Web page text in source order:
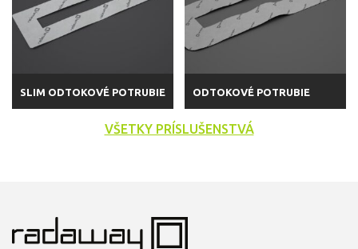
SLIM ODTOKOVÉ POTRUBIE ODTOKOVÉ POTRUBIE
VŠETKY PRÍSLUŠENSTVÁ